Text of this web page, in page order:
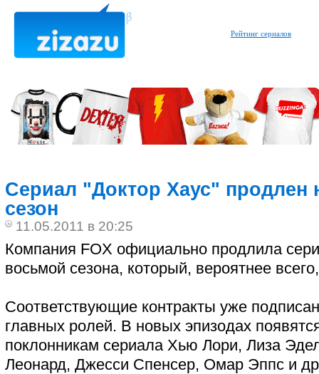
Рейтинг сериалов
Сериал "Доктор Хаус" продлен
сезон
11.05.2011 в 20:25
Компания FOX официально продлила
восьмой сезона, который, вероятнее
Соответствующие контракты уже
главных ролей. В новых эпизодах
поклонникам сериала Хью Лори, Лиза
Леонард, Джесси Спенсер, Омар Эппс и